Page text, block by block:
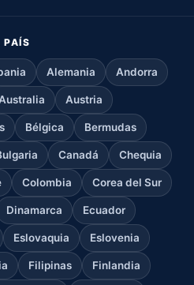
PAÍS
Alemania Andorra
Austria
Bélgica Bermudas
Canadá Chequia
Colombia Corea del Sur
Dinamarca Ecuador
Eslovaquia Eslovenia
Filipinas Finlandia